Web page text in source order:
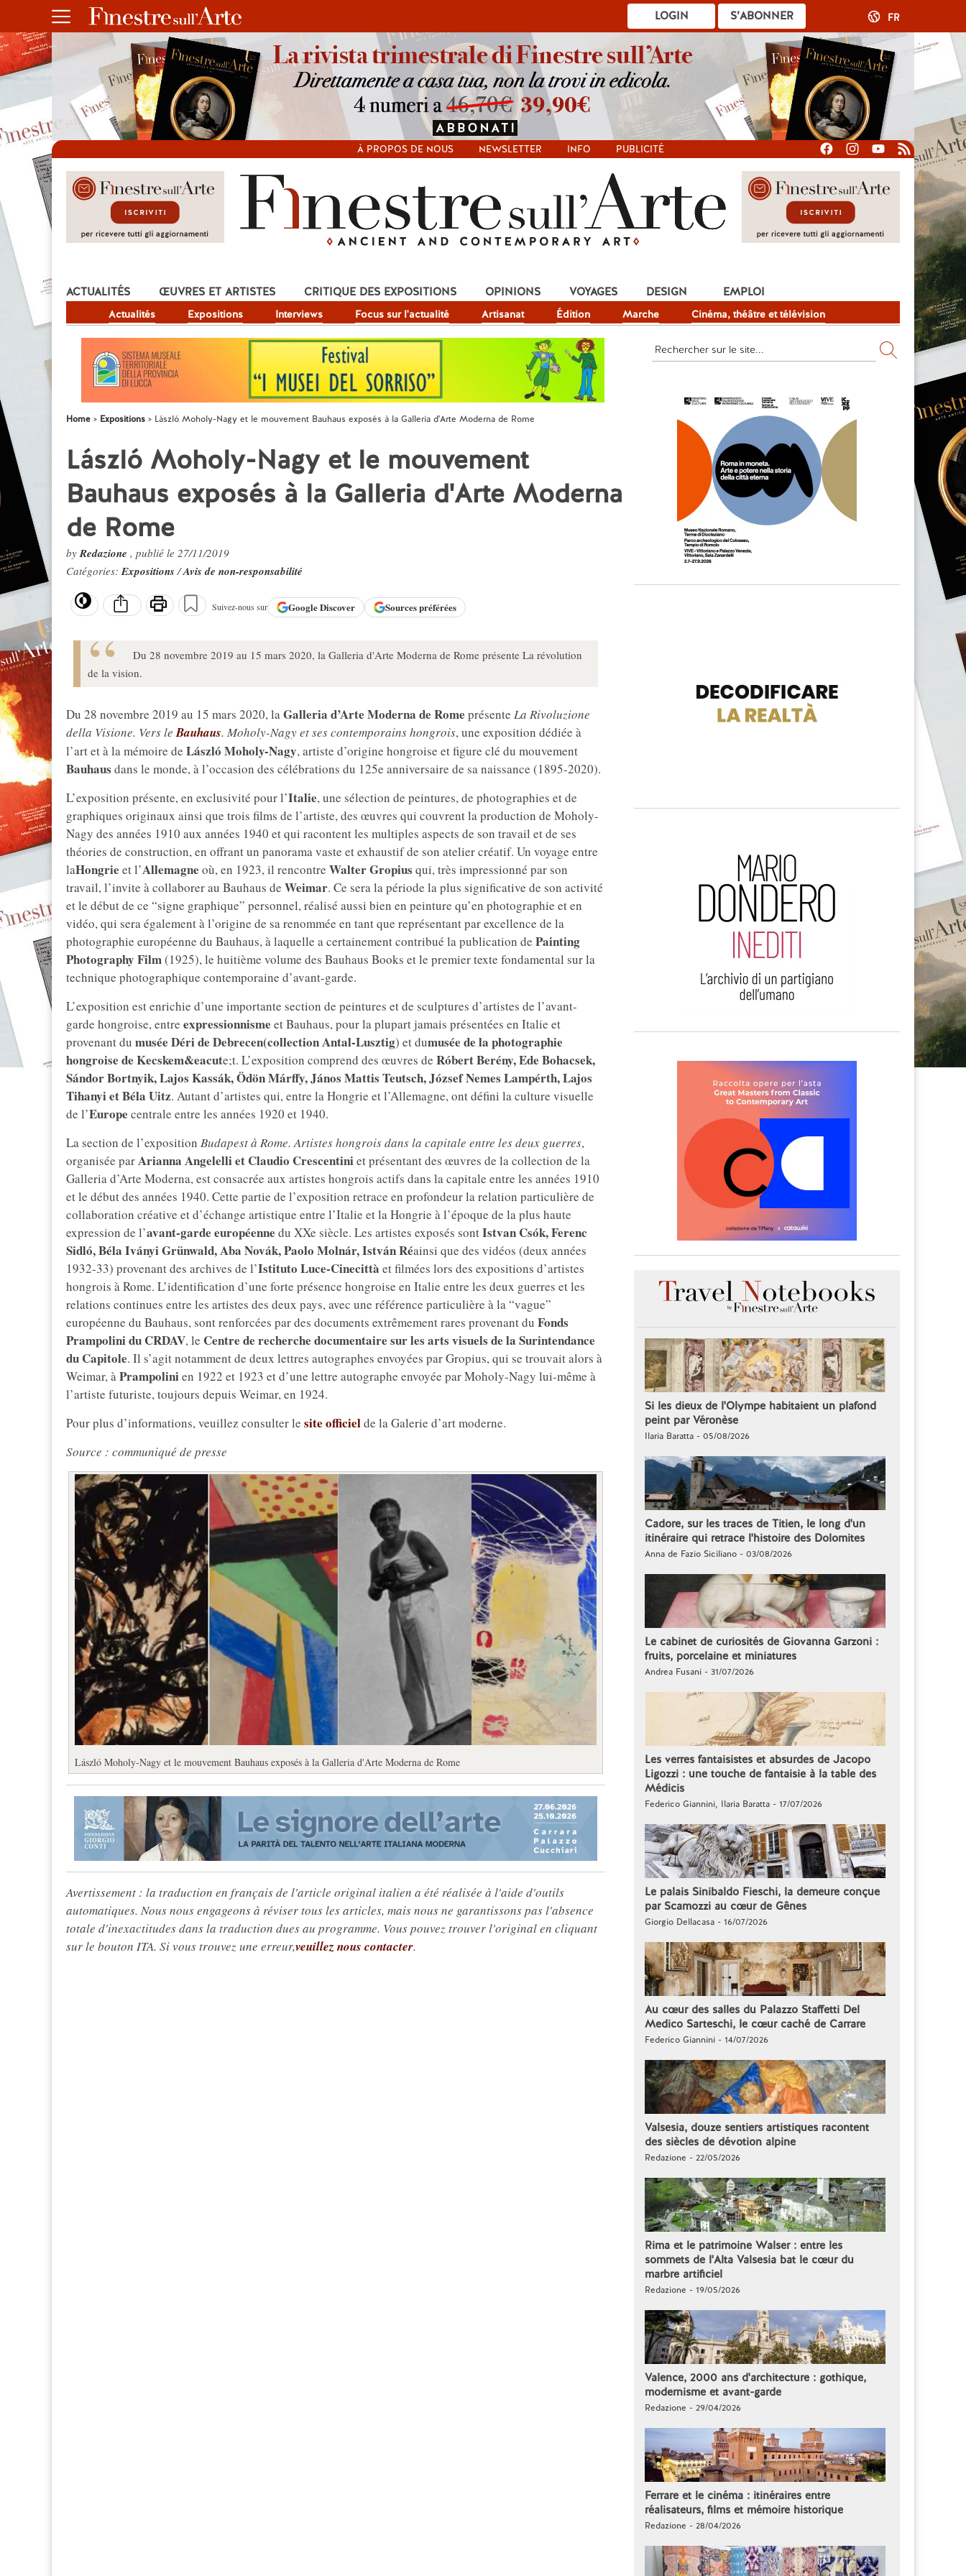
S’ABONNER
LOGIN FR
À PROPOS DE NOUS NEWSLETTER INFO PUBLICITÉ
ACTUALITÉS
Actualités Expositions Interviews Focus sur l'actualité Artisanat Édition Marche Cinéma, théâtre et télévision
ŒUVRES ET ARTISTES CRITIQUE DES EXPOSITIONS OPINIONS VOYAGES DESIGN EMPLOI
Home Expositions László Moholy-Nagy et le mouvement Bauhaus exposés à la Galleria d'Arte Moderna de Rome
László Moholy-Nagy et le mouvement
Bauhaus exposés à la Galleria d'Arte Moderna
de Rome
byRedazione , publié le 27/11/2019
Catégories:Expositions/Avis de non-responsabilité
Suivez-nous sur GoogleDiscover Sources préférées
Du 28 novembre 2019 au 15 mars 2020, la Galleria d'Arte Moderna de Rome présente La révolution
de la vision.
Du 28 novembre 2019 au 15 mars 2020, laGalleria d’Arte Moderna de Rome présente La Rivoluzione
della Visione. Vers leBauhaus. Moholy-Nagy et ses contemporains hongrois, une exposition dédiée à
l’art et à la mémoire de László Moholy-Nagy, artiste d’origine hongroise et figure clé du mouvement
Bauhaus dans le monde, à l’occasion des célébrations du 125e anniversaire de sa naissance (1895-2020).
L’exposition présente, en exclusivité pour l’Italie, une sélection de peintures, de photographies et de
graphiques originaux ainsi que trois films de l’artiste, des œuvres qui couvrent la production de Moholy-
Nagy des années 1910 aux années 1940 et qui racontent les multiples aspects de son travail et de ses
théories de construction, en offrant un panorama vaste et exhaustif de son atelier créatif. Un voyage entre
laHongrie et l’Allemagne où, en 1923, il rencontre Walter Gropius qui, très impressionné par son
travail, l’invite à collaborer au Bauhaus de Weimar. Ce sera la période la plus significative de son activité
et le début de ce “signe graphique” personnel, réalisé aussi bien en peinture qu’en photographie et en
vidéo, qui sera également à l’origine de sa renommée en tant que représentant par excellence de la
photographie européenne du Bauhaus, à laquelle a certainement contribué la publication de Painting
Photography Film(1925), le huitième volume des Bauhaus Books et le premier texte fondamental sur la
technique photographique contemporaine d’avant-garde.
L’exposition est enrichie d’une importante section de peintures et de sculptures d’artistes de l’avant-
garde hongroise, entre expressionnisme et Bauhaus, pour la plupart jamais présentées en Italie et
provenant du musée Déri de Debrecen(collection Antal-Lusztig) et dumusée de la photographie
hongroise de Kecskem&eacute;t. L’exposition comprend des œuvres de Róbert Berény, Ede Bohacsek,
Sándor Bortnyik, Lajos Kassák, Ödön Márffy, János Mattis Teutsch, József Nemes Lampérth, Lajos
Tihanyi et Béla Uitz. Autant d’artistes qui, entre la Hongrie et l’Allemagne, ont défini la culture visuelle
de l’Europe centrale entre les années 1920 et 1940.
La section de l’exposition Budapest à Rome. Artistes hongrois dans la capitale entre les deux guerres,
organisée parArianna Angelelli et Claudio Crescentiniet présentant des œuvres de la collection de la
Galleria d’Arte Moderna, est consacrée aux artistes hongrois actifs dans la capitale entre les années 1910
et le début des années 1940. Cette partie de l’exposition retrace en profondeur la relation particulière de
collaboration créative et d’échange artistique entre l’Italie et la Hongrie à l’époque de la plus haute
expression de l’avant-garde européenne du XXe siècle. Les artistes exposés sontIstvan Csók, Ferenc
Sidló, Béla Iványi Grünwald, Aba Novák, Paolo Molnár, István Réainsi que des vidéos (deux années
1932-33) provenant des archives de l’Istituto Luce-Cinecittà et filmées lors des expositions d’artistes
hongrois à Rome. L’identification d’une forte présence hongroise en Italie entre les deux guerres et les
relations continues entre les artistes des deux pays, avec une référence particulière à la “vague”
européenne du Bauhaus, sont renforcées par des documents extrêmement rares provenant du Fonds
Prampolini du CRDAV, le Centre de recherche documentaire sur les arts visuels de la Surintendance
du Capitole. Il s’agit notamment de deux lettres autographes envoyées par Gropius, qui se trouvait alors à
Weimar, àPrampolinien 1922 et 1923 et d’une lettre autographe envoyée par Moholy-Nagy lui-même à
l’artiste futuriste, toujours depuis Weimar, en 1924.
Pour plus d’informations, veuillez consulter le site officielde la Galerie d’art moderne.
Source : communiqué de presse
László Moholy-Nagy et le mouvement Bauhaus exposés à la Galleria d'Arte Moderna de Rome
Avertissement : la traduction en français de l'article original italien a été réalisée à l'aide d'outils
automatiques. Nous nous engageons à réviser tous les articles, mais nous ne garantissons pas l'absence
totale d'inexactitudes dans la traduction dues au programme. Vous pouvez trouver l'original en cliquant
sur le bouton ITA. Si vous trouvez une erreur,veuillez nous contacter.
Si les dieux de l'Olympe habitaient un plafond
peint par Véronèse
Ilaria Baratta - 05/08/2026
Cadore, sur les traces de Titien, le long d'un
itinéraire qui retrace l'histoire des Dolomites
Anna de Fazio Siciliano - 03/08/2026
Le cabinet de curiosités de Giovanna Garzoni :
fruits, porcelaine et miniatures
Andrea Fusani - 31/07/2026
Les verres fantaisistes et absurdes de Jacopo
Ligozzi : une touche de fantaisie à la table des
Médicis
Federico Giannini, Ilaria Baratta - 17/07/2026
Le palais Sinibaldo Fieschi, la demeure conçue
par Scamozzi au cœur de Gênes
Giorgio Dellacasa - 16/07/2026
Au cœur des salles du Palazzo Staffetti Del
Medico Sarteschi, le cœur caché de Carrare
Federico Giannini - 14/07/2026
Valsesia, douze sentiers artistiques racontent
des siècles de dévotion alpine
Redazione - 22/05/2026
Rima et le patrimoine Walser : entre les
sommets de l'Alta Valsesia bat le cœur du
marbre artificiel
Redazione - 19/05/2026
Valence, 2000 ans d'architecture : gothique,
modernisme et avant-garde
Redazione - 29/04/2026
Ferrare et le cinéma : itinéraires entre
réalisateurs, films et mémoire historique
Redazione - 28/04/2026